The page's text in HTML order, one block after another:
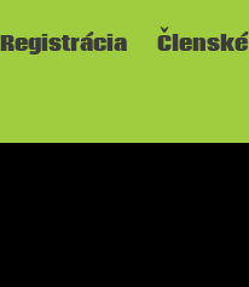
Registrácia Členské